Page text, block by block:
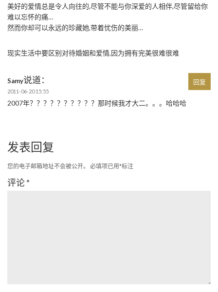
美好的爱情总是令人向往的,尽管不能与你深爱的人相伴,尽管留给你
难以忘怀的痛…
然而你却可以永远的珍藏她,带着忧伤的美丽…
现实生活中要区别对待婚姻和爱情,因为拥有完美很难很难
Samy说道：
2011-06-20 15:55
2007年？？？？？？？？？？那时候我才大二。。。哈哈哈
回复
发表回复
您的电子邮箱地址不会被公开。 必填项已用*标注
评论*